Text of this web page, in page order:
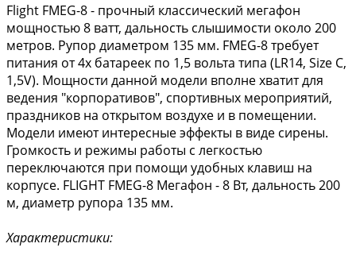
Flight FMEG-8 - прочный классический мегафон
мощностью 8 ватт, дальность слышимости около 200
метров. Рупор диаметром 135 мм. FMEG-8 требует
питания от 4х батареек по 1,5 вольта типа (LR14, Size C,
1,5V). Мощности данной модели вполне хватит для
ведения "корпоративов", спортивных мероприятий,
праздников на открытом воздухе и в помещении.
Модели имеют интересные эффекты в виде сирены.
Громкость и режимы работы с легкостью
переключаются при помощи удобных клавиш на
корпусе. FLIGHT FMEG-8 Мегафон - 8 Вт, дальность 200
м, диаметр рупора 135 мм.
Характеристики: